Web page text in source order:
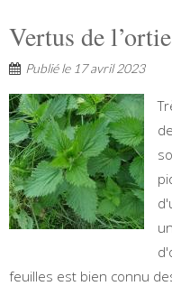
Vertus de l’ortie
Publié le 17 avril 2023
feuilles est bien connu